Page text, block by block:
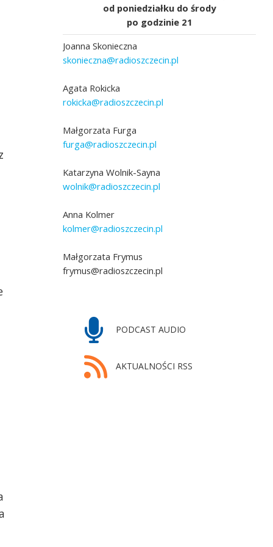
od poniedziałku do środy
po godzinie 21
Joanna Skonieczna
skonieczna@radioszczecin.pl
Agata Rokicka
rokicka@radioszczecin.pl
Małgorzata Furga
furga@radioszczecin.pl
Katarzyna Wolnik-Sayna
wolnik@radioszczecin.pl
Anna Kolmer
kolmer@radioszczecin.pl
Małgorzata Frymus
frymus@radioszczecin.pl
PODCAST AUDIO
AKTUALNOŚCI RSS